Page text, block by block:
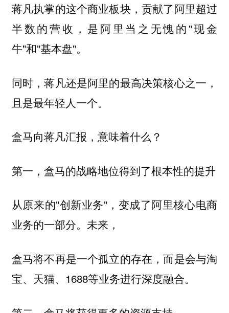
蒋凡执掌的这个商业板块，贡献了阿里超过
半数的营收，是阿里当之无愧的"现金
牛"和"基本盘"。
同时，蒋凡还是阿里的最高决策核心之一，
且是最年轻人一个。
盒马向蒋凡汇报，意味着什么？
第一，盒马的战略地位得到了根本性的提升
从原来的"创新业务"，变成了阿里核心电商
业务的一部分。未来，
盒马将不再是一个孤立的存在，而是会与淘
宝、天猫、1688等业务进行深度融合。